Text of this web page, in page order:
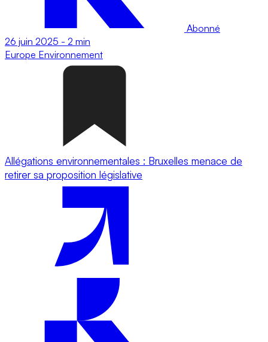
Abonné
26 juin 2025 - 2 min
Europe Environnement
Allégations environnementales : Bruxelles menace de
retirer sa proposition législative